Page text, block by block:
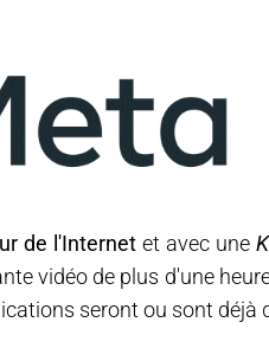
de l'Internetet avec une
vidéo de plus d'une
seront ou sont déjà